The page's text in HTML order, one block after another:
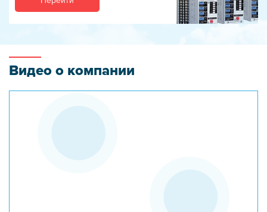
Видео о компании